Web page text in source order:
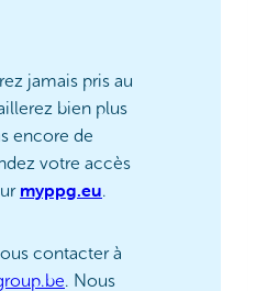
jamais pris au
bien plus
encore de
votre accès
myppg.eu.
contacter à
. Nous